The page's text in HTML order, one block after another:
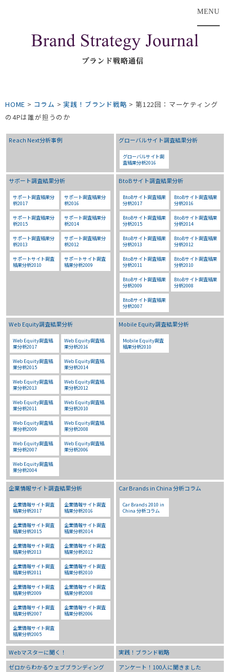
MENU
HOME > コラム >実践！ブランド戦略 >第122回：マーケティング
の4Pは誰が担うのか
Reach Next分析事例 グローバルサイト調査結果分析
グローバルサイト調
査結果分析2016
サポート調査結果分析
サポート調査結果分
析2017
サポート調査結果分
析2016
サポート調査結果分
析2015
サポート調査結果分
析2014
サポート調査結果分
析2013
サポート調査結果分
析2012
サポートサイト調査
結果分析2010
サポートサイト調査
結果分析2009
BtoBサイト調査結果分析
BtoBサイト調査結果
分析2017
BtoBサイト調査結果
分析2016
BtoBサイト調査結果
分析2015
BtoBサイト調査結果
分析2014
BtoBサイト調査結果
分析2013
BtoBサイト調査結果
分析2012
BtoBサイト調査結果
分析2011
BtoBサイト調査結果
分析2010
BtoBサイト調査結果
分析2009
BtoBサイト調査結果
分析2008
BtoBサイト調査結果
分析2007
Web Equity調査結果分析
Web Equity調査結
果分析2017
Web Equity調査結
果分析2016
Web Equity調査結
果分析2015
Web Equity調査結
果分析2014
Web Equity調査結
果分析2013
Web Equity調査結
果分析2012
Web Equity調査結
果分析2011
Web Equity調査結
果分析2010
Web Equity調査結
果分析2009
Web Equity調査結
果分析2008
Web Equity調査結
果分析2007
Web Equity調査結
果分析2006
Web Equity調査結
果分析2004
Mobile Equity調査結果分析
Mobile Equity調査
結果分析2010
企業情報サイト調査結果分析
企業情報サイト調査
結果分析2017
企業情報サイト調査
結果分析2016
企業情報サイト調査
結果分析2015
企業情報サイト調査
結果分析2014
企業情報サイト調査
結果分析2013
企業情報サイト調査
結果分析2012
企業情報サイト調査
結果分析2011
企業情報サイト調査
結果分析2010
企業情報サイト調査
結果分析2009
企業情報サイト調査
結果分析2008
企業情報サイト調査
結果分析2007
企業情報サイト調査
結果分析2006
企業情報サイト調査
結果分析2005
Car Brands in China 分析コラム
Car Brands 2010 in
China 分析コラム
Webマスターに聞く！
実践！ブランド戦略
ゼロからわかるウェブブランディング
アンケート！100人に聞きました